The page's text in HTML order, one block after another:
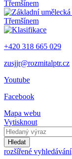
+420 318 665 029
zusjjr@rozmitalptr.cz
Youtube
Facebook
Mapa webu
Vytisknout
Hledat
rozšířené vyhledávání